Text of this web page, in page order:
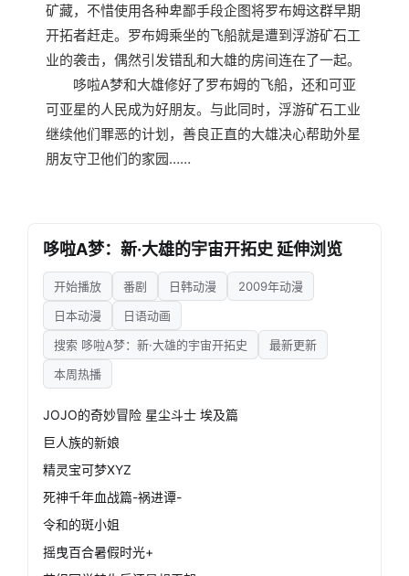
矿藏，不惜使用各种卑鄙手段企图将罗布姆这群早期
开拓者赶走。罗布姆乘坐的飞船就是遭到浮游矿石工
业的袭击，偶然引发错乱和大雄的房间连在了一起。
哆啦A梦和大雄修好了罗布姆的飞船，还和可亚
可亚星的人民成为好朋友。与此同时，浮游矿石工业
继续他们罪恶的计划，善良正直的大雄决心帮助外星
朋友守卫他们的家园……
哆啦A梦：新·大雄的宇宙开拓史 延伸浏览
开始播放 番剧 日韩动漫
2009年动漫
日本动漫
日语动画
搜索 哆啦A梦：新·大雄的宇宙开拓史
最新更新
本周热播
JOJO的奇妙冒险 星尘斗士 埃及篇
巨人族的新娘
精灵宝可梦XYZ
死神千年血战篇-祸进谭-
令和的斑小姐
摇曳百合暑假时光+